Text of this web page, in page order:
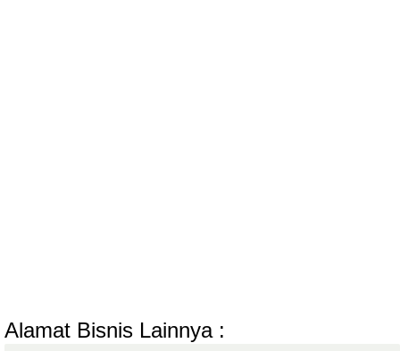
Alamat Bisnis Lainnya :